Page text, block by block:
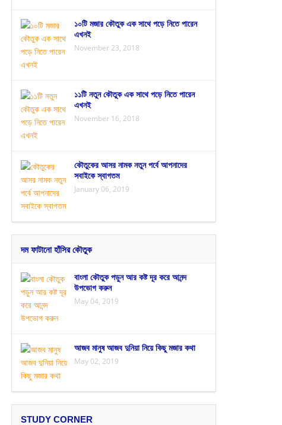
১০টি মজার কৌতুক এক সাথে পড়ে নিতে পারেন
এখনই
November 23, 2018
১১টি নতুন কৌতুক এক সাথে পড়ে নিতে পারেন
এখনই
November 16, 2018
কৌতুকের আসর নামক নতুন পর্বে আপনাদের
সবাইকে স্বাগতম
January 06, 2019
দম ফাটানো হাঁসির কৌতুক
বাংলা কৌতুক পড়ুন আর কষ্ট দূর করে আনন্দ
উপভোগ করুন
May 04, 2019
আজব মানুষ আজব দুনিয়া নিয়ে কিছু মজার কথা
May 02, 2019
STUDY CORNER